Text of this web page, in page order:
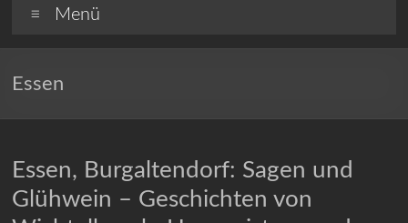
Menü
Essen
Essen, Burgaltendorf: Sagen und
Glühwein – Geschichten von